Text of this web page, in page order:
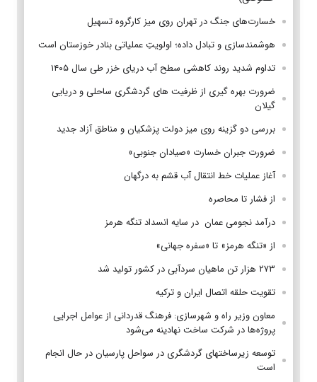
خسارت‌های جنگ در تهران روی میز کارگروه تسهیل
هوشمندسازی و تبادل داده؛ اولویتِ عملیاتی بنادر خوزستان است
تداوم شدید روند کاهشی سطح آب دریای خزر طی سال ۱۴۰۵
ضرورت بهره گیری از ظرفیت های گردشگری ساحلی و دریایی
گیلان
بررسی دو گزینه روی میز دولت پزشکیان و مناطق آزاد جدید
ضرورت جبران خسارت «صیادان جنوبی»
آغاز عملیات خط انتقال آب قشم به درگهان
از فشار تا محاصره
درآمد نجومی عمان در سایه انسداد تنگه هرمز
از «تنگه هرمز» تا «سفره جهانی»
۲۷۳ هزار تن ماهیان سردآبی در کشور تولید شد
تقویت حلقه اتصال ایران و ترکیه
معاون وزیر راه و شهرسازی: فرهنگ قدردانی از عوامل اجرایی
پروژه‌ها در شرکت ساخت نهادینه می‌شود
توسعه زیرساختهای گردشگری در سواحل پارسیان در حال انجام
است